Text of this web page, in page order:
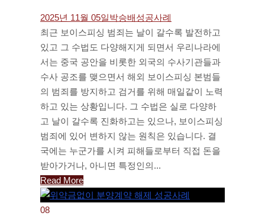
2025년 11월 05일박승배성공사례
최근 보이스피싱 범죄는 날이 갈수록 발전하고
있고 그 수법도 다양해지게 되면서 우리나라에
서는 중국 공안을 비롯한 외국의 수사기관들과
수사 공조를 맺으면서 해외 보이스피싱 본범들
의 범죄를 방지하고 검거를 위해 매일같이 노력
하고 있는 상황입니다. 그 수법은 실로 다양하
고 날이 갈수록 진화하고는 있으나, 보이스피싱
범죄에 있어 변하지 않는 원칙은 있습니다. 결
국에는 누군가를 시켜 피해들로부터 직접 돈을
받아가거나, 아니면 특정인의...
Read More
08